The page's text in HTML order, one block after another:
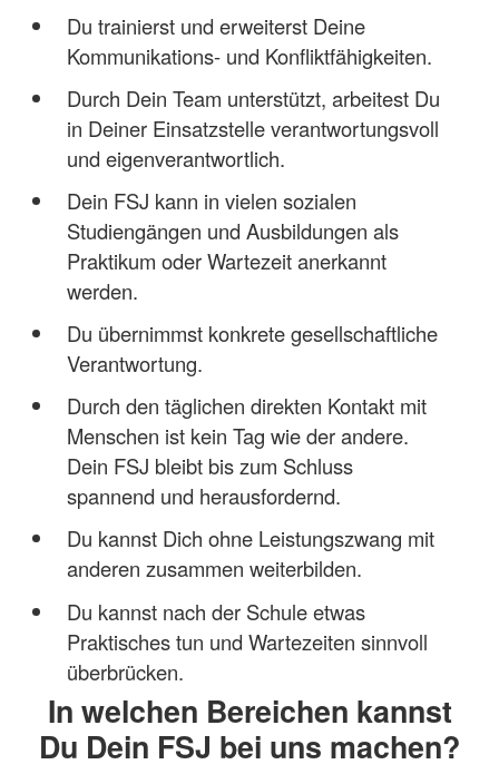
Du trainierst und erweiterst Deine
Kommunikations- und Konfliktfähigkeiten.
Durch Dein Team unterstützt, arbeitest Du
in Deiner Einsatzstelle verantwortungsvoll
und eigenverantwortlich.
Dein FSJ kann in vielen sozialen
Studiengängen und Ausbildungen als
Praktikum oder Wartezeit anerkannt
werden.
Du übernimmst konkrete gesellschaftliche
Verantwortung.
Durch den täglichen direkten Kontakt mit
Menschen ist kein Tag wie der andere.
Dein FSJ bleibt bis zum Schluss
spannend und herausfordernd.
Du kannst Dich ohne Leistungszwang mit
anderen zusammen weiterbilden.
Du kannst nach der Schule etwas
Praktisches tun und Wartezeiten sinnvoll
überbrücken.
In welchen Bereichen kannst
Du Dein FSJ bei uns machen?